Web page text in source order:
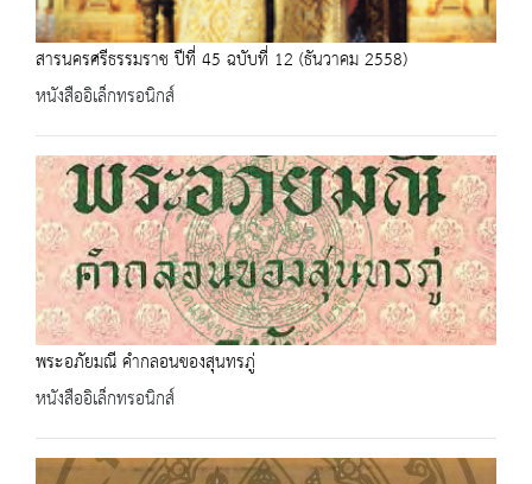
สารนครศรีธรรมราช ปีที่ 45 ฉบับที่ 12 (ธันวาคม 2558)
หนังสืออิเล็กทรอนิกส์
พระอภัยมณี คำกลอนของสุนทรภู่
หนังสืออิเล็กทรอนิกส์